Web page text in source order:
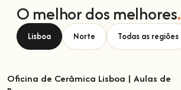
O melhor dos melhores.
Lisboa Norte Todas as regiões
Oficina de Cerâmica Lisboa | Aulas de